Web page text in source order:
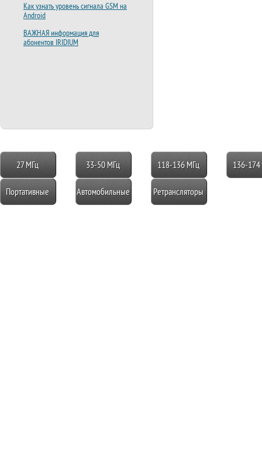
Как узнать уровень сигнала GSM на
Android
ВАЖНАЯ информация для
абонентов IRIDIUM
27 МГц 33-50 МГц 118-136 МГц 136-
Портативные Автомобильные Ретрансляторы